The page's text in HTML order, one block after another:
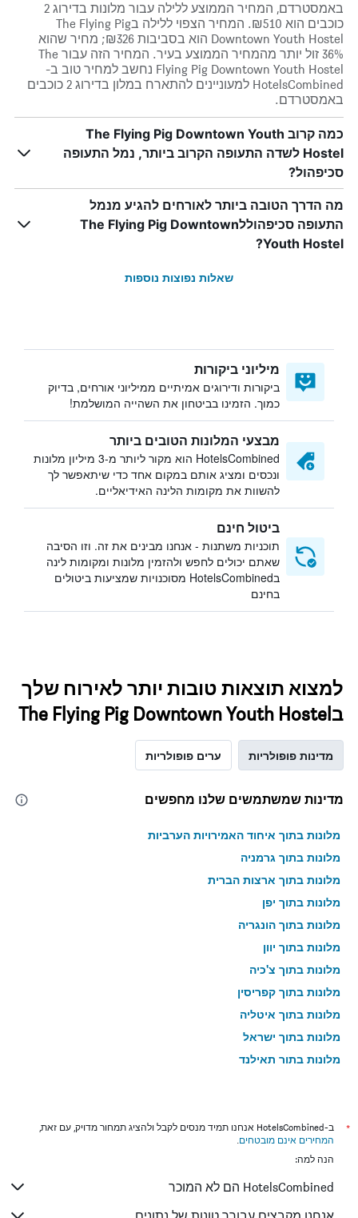
באמסטרדם, המחיר הממוצע ללילה עבור מלונות בדירוג 2
כוכבים הוא ₪510. המחיר הצפוי ללילה בThe Flying Pig
Downtown Youth Hostel הוא בסביבות ₪326; מחיר שהוא
36% זול יותר מהמחיר הממוצע בעיר. המחיר הזה עבור The
Flying Pig Downtown Youth Hostel נחשב למחיר טוב ב-
HotelsCombined למעוניינים להתארח במלון בדירוג 2 כוכבים
באמסטרדם.
כמה קרוב The Flying Pig Downtown Youth
Hostel לשדה התעופה הקרוב ביותר, נמל התעופה
סכיפהול?
מה הדרך הטובה ביותר לאורחים להגיע מנמל
התעופה סכיפהוללThe Flying Pig Downtown
Youth Hostel?
שאלות נפוצות נוספות
מיליוני ביקורות
ביקורות ודירוגים אמיתיים ממיליוני אורחים, בדיוק
כמוך. הזמינו בביטחון את השהייה המושלמת!
מבצעי המלונות הטובים ביותר
HotelsCombined הוא מקור ליותר מ-3 מיליון מלונות
ונכסים ומציג אותם במקום אחד כדי שיתאפשר לך
להשוות את מקומות הלינה האידיאליים.
ביטול חינם
תוכניות משתנות - אנחנו מבינים את זה. וזו הסיבה
שאתם יכולים לחפש ולהזמין מלונות ומקומות לינה
בHotelsCombined מסוכנויות שמציעות ביטולים
בחינם
למצוא תוצאות טובות יותר לאירוח שלך
בThe Flying Pig Downtown Youth Hostel
מדינות פופולריות ערים פופולריות
מדינות שמשתמשים שלנו מחפשים
מלונות בתוך איחוד האמירויות הערביות
מלונות בתוך גרמניה
מלונות בתוך ארצות הברית
מלונות בתוך יפן
מלונות בתוך הונגריה
מלונות בתוך יוון
מלונות בתוך צ'כיה
מלונות בתוך קפריסין
מלונות בתוך איטליה
מלונות בתוך ישראל
מלונות בתוך תאילנד
*
ב-HotelsCombined אנחנו תמיד מנסים לקבל ולהציג תמחור מדויק, עם זאת,
המחירים אינם מובטחים.
הנה למה:
HotelsCombined הם לא המוכר